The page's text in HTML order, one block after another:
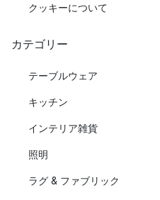
クッキーについて
カテゴリー
テーブルウェア
キッチン
インテリア雑貨
照明
ラグ & ファブリック